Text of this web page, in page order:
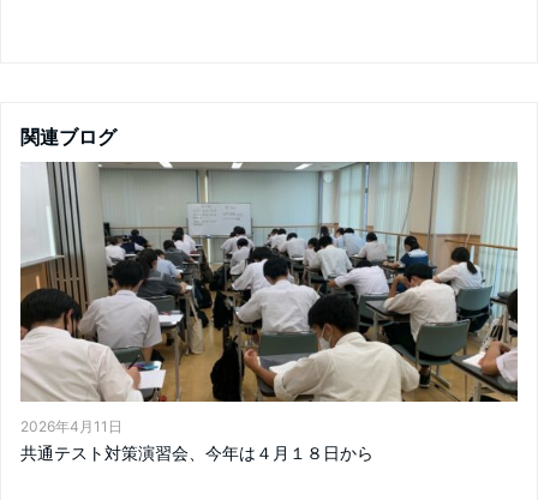
関連ブログ
2026年4月11日
共通テスト対策演習会、今年は４月１８日から